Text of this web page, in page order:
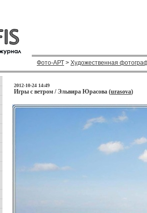
Фото-АРТ > Художественная
2012-10-24 14:49
Игры с ветром / Эльвира Юрасова (urasova)